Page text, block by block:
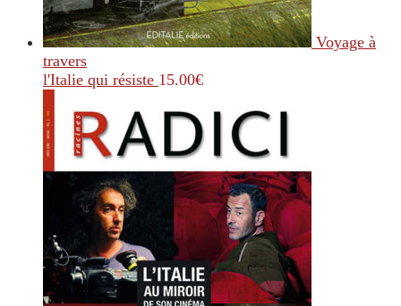
Voyage à
travers
l'Italie qui résiste 15.00€